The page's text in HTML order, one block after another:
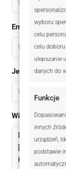
wyboru
celu
celu
ulepszanie
danych do
Funkcje
innych
urządzeń,
podstawie
Email
Jestem
Wybierz
Wiadomomść